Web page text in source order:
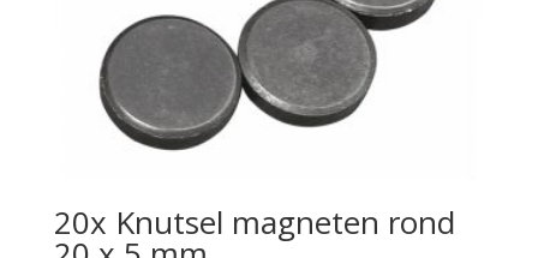
20x Knutsel magneten rond